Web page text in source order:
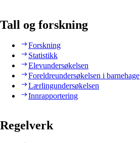
Tall og forskning
Forskning
Statistikk
Elevundersøkelsen
Foreldreundersøkelsen i barnehage
Lærlingundersøkelsen
Innrapportering
Regelverk